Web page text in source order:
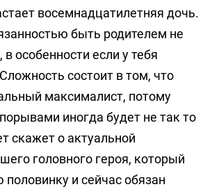
восемнадцатилетняя дочь.
быть родителем не
в особенности если у тебя
состоит в том, что
максималист, потому
иногда будет не так то
скажет о актуальной
головного героя, который
половинку и сейчас обязан